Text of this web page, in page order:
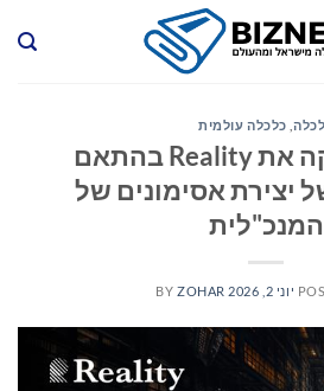
, כלכלה עולמית
Bitget משיקה את Reality בהתאם
10% של יצירת אסימונים של
המנכ"לית
יוני 2, 2026 BY ZOHAR